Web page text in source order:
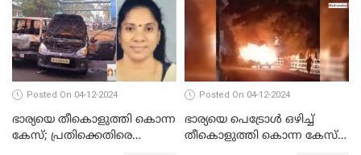
Posted On 04-12-2024
ഭാര്യയെ തീകൊളുത്തി കൊന്ന
കേസ്; പ്രതിക്കെതിരെ
Posted On 04-12-2024
ഭാര്യയെ പെട്രോള്‍ ഒഴിച്ച്
തീകൊളുത്തി കൊന്ന കേസ്‌;